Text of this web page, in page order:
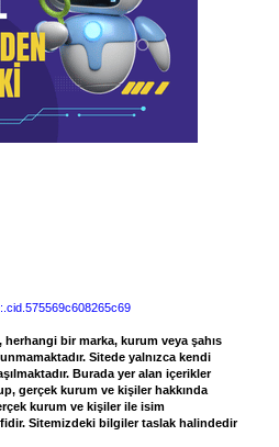
bir marka, kurum veya şahıs
Sitede yalnızca kendi
Burada yer alan içerikler
gerçek kurum ve kişiler hakkında
kurum ve kişiler ile isim
Sitemizdeki bilgiler taslak halindedir